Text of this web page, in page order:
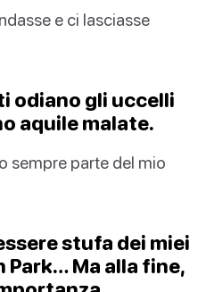
e ci lasciasse
odiano gli uccelli
aquile malate.
sempre parte del mio
stufa dei miei
Ma alla fine,